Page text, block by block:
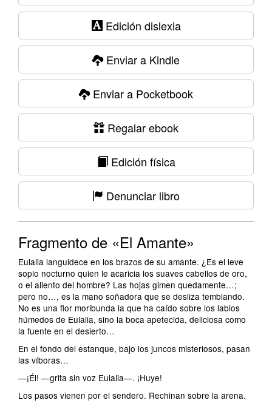
Edición dislexia
Enviar a Kindle
Enviar a Pocketbook
Regalar ebook
Edición física
Denunciar libro
Fragmento de «El Amante»
Eulalia languidece en los brazos de su amante. ¿Es el leve
soplo nocturno quien le acaricia los suaves cabellos de oro,
o el aliento del hombre? Las hojas gimen quedamente…;
pero no…, es la mano soñadora que se desliza temblando.
No es una flor moribunda la que ha caído sobre los labios
húmedos de Eulalia, sino la boca apetecida, deliciosa como
la fuente en el desierto…
En el fondo del estanque, bajo los juncos misteriosos, pasan
las víboras…
—¡Él! —grita sin voz Eulalia—. ¡Huye!
Los pasos vienen por el sendero. Rechinan sobre la arena.